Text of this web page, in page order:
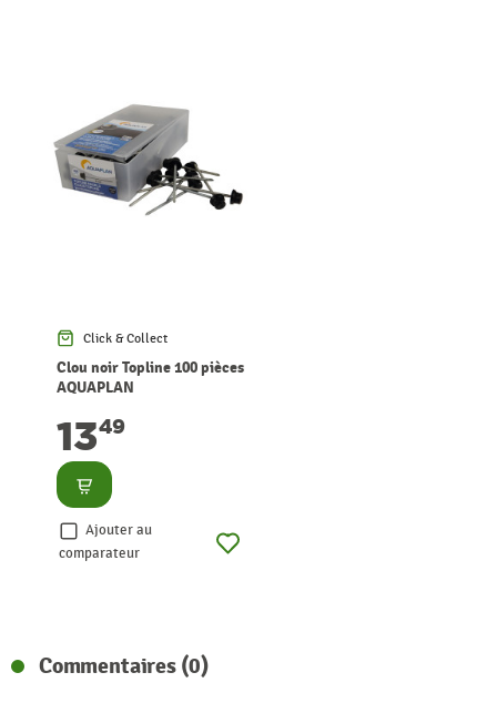
Click & Collect
Clou noir Topline 100 pièces
AQUAPLAN
1349
Consulter
Ajouter au
comparateur
Commentaires (0)